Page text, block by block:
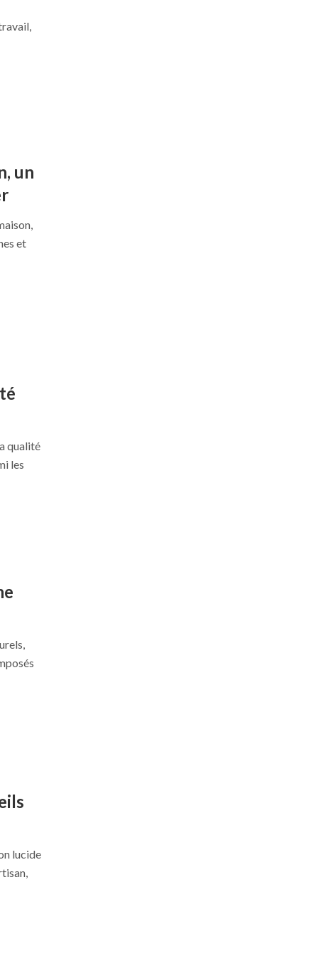
un
et
qualité
les
lucide